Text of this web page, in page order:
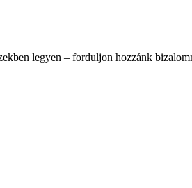
legyen – forduljon hozzánk